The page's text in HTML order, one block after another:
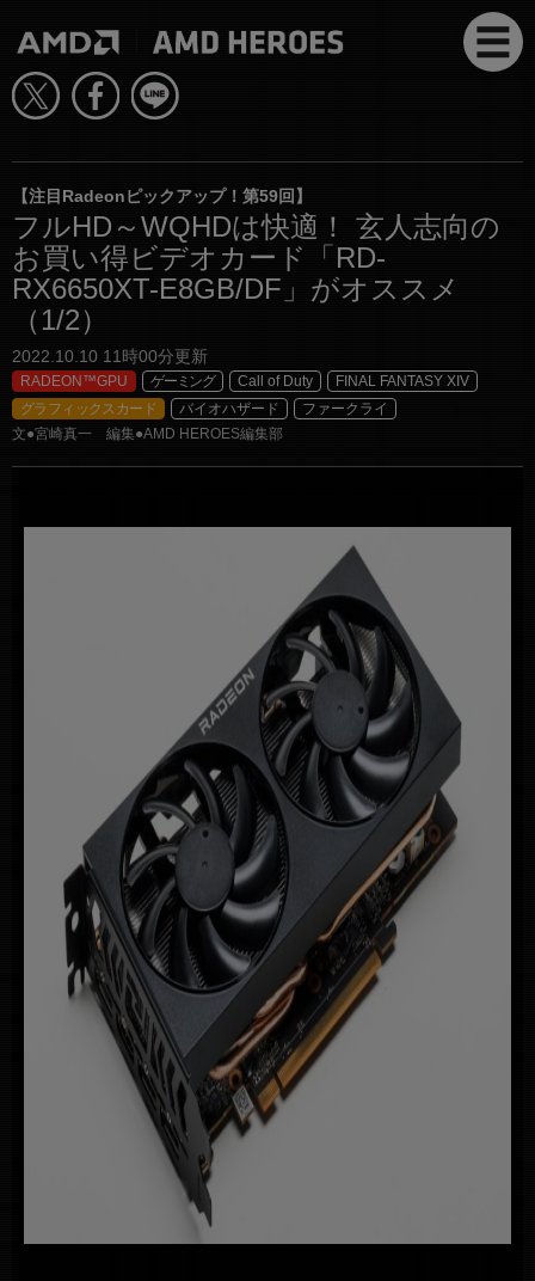
【注目Radeonピックアップ！第59回】
フルHD～WQHDは快適！ 玄人志向の
お買い得ビデオカード「RD-
RX6650XT-E8GB/DF」がオススメ
（1/2）
2022.10.10 11時00分更新
RADEON™GPU ゲーミング Call of Duty
FINAL FANTASY XIV
グラフィックスカード
バイオハザード
ファークライ
文●宮崎真一 編集●AMD HEROES編集部